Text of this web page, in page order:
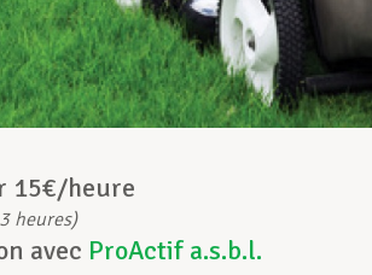
15€/heure
heures)
avec ProActif a.s.b.l.